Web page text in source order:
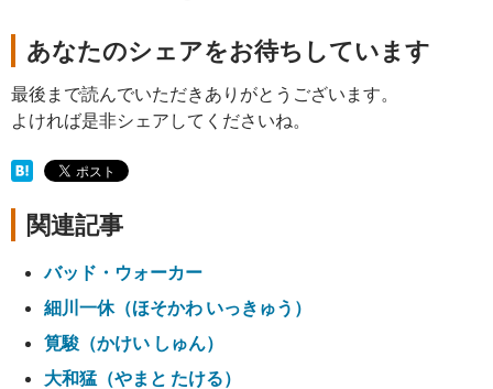
あなたのシェアをお待ちしています
最後まで読んでいただきありがとうございます。
よければ是非シェアしてくださいね。
関連記事
バッド・ウォーカー
細川一休（ほそかわ いっきゅう）
筧駿（かけい しゅん）
大和猛（やまと たける）